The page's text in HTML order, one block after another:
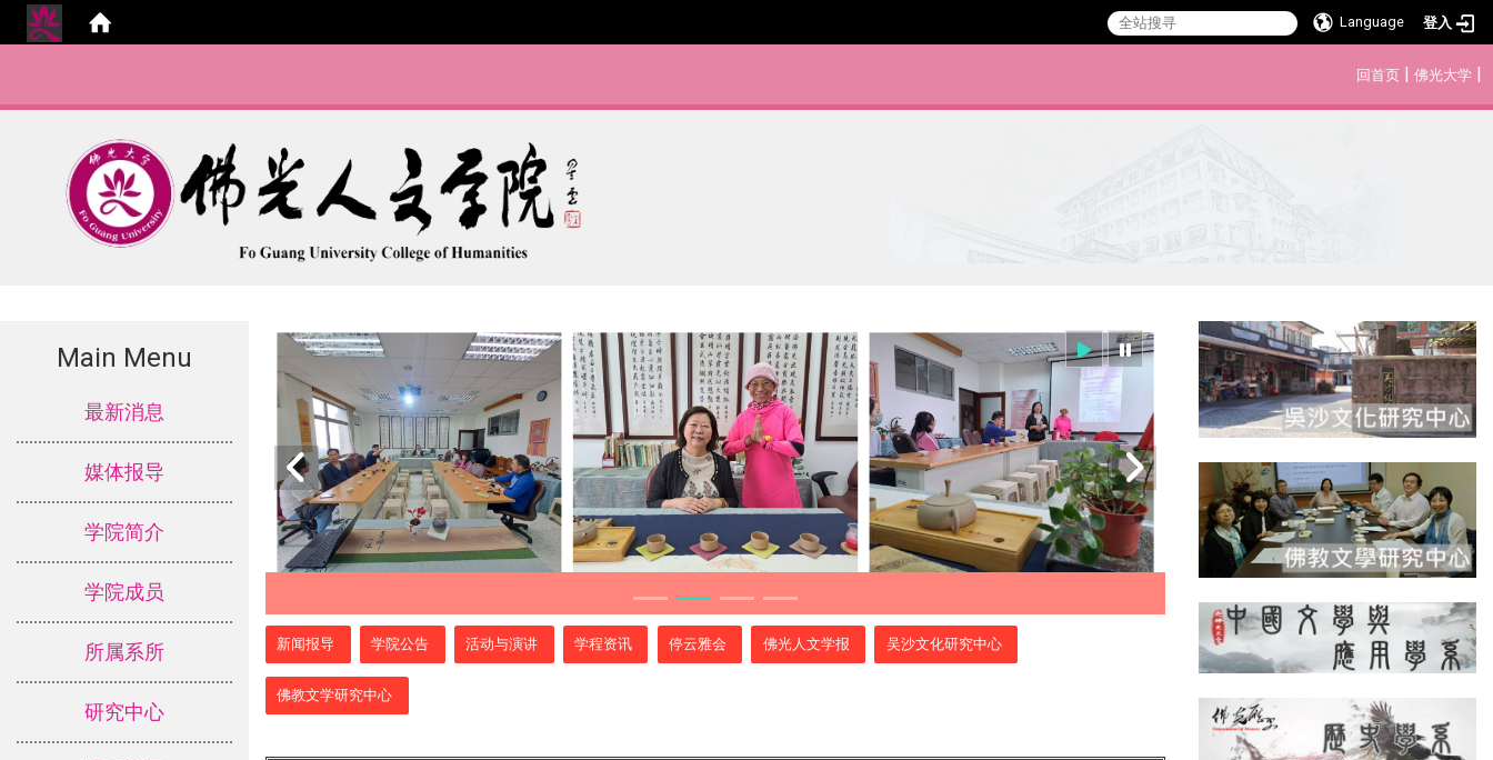
Language 登入
回首页 | 佛光大学 |
Main Menu
最新消息
媒体报导
学院简介
学院成员
所属系所
研究中心
新闻报导 学院公告 活动与演讲 学程资讯 停云雅会 佛光人文学报 吴沙文化研究中心
佛教文学研究中心